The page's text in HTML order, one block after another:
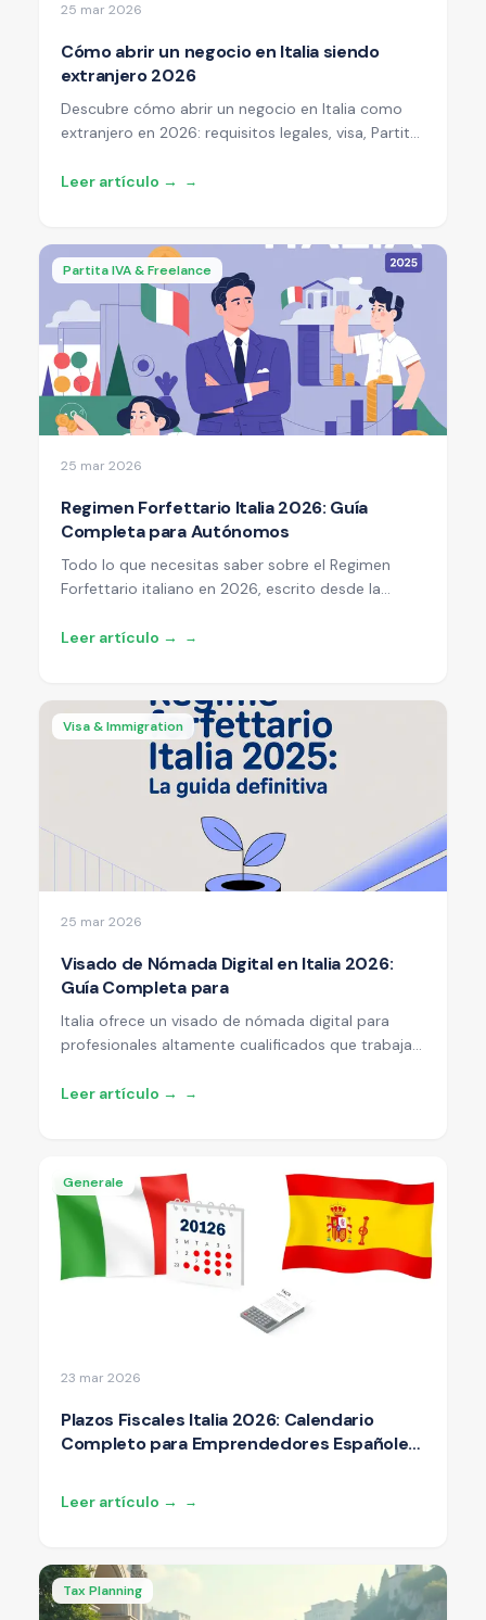
25 mar 2026
Cómo abrir un negocio en Italia siendo
extranjero 2026
Descubre cómo abrir un negocio en Italia como
extranjero en 2026: requisitos legales, visa, Partita
paso a paso para emprendedores
Leer artículo → →
Partita IVA & Freelance
25 mar 2026
Regimen Forfettario Italia 2026: Guía
Completa para Autónomos
Todo lo que necesitas saber sobre el Regimen
Forfettario italiano en 2026, escrito desde la
impositivos, ventajas y cuándo deja de convenir.
Leer artículo → →
Visa & Immigration
25 mar 2026
Visado de Nómada Digital en Italia 2026:
Guía Completa para
Italia ofrece un visado de nómada digital para
profesionales altamente cualificados que trabajan
proceso y las implicaciones fiscales para 2026.
Leer artículo → →
Generale
23 mar 2026
Plazos Fiscales Italia 2026: Calendario
Completo para Emprendedores Españoles
Leer artículo → →
Tax Planning